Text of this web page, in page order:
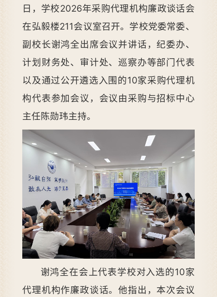
日，学校2026年采购代理机构廉政谈话会
在弘毅楼211会议室召开。学校党委常委、
副校长谢鸿全出席会议并讲话，纪委办、
计划财务处、审计处、巡察办等部门代表
以及通过公开遴选入围的10家采购代理机
构代表参加会议，会议由采购与招标中心
主任陈勋玮主持。
谢鸿全在会上代表学校对入选的10家
代理机构作廉政谈话。他指出，本次会议